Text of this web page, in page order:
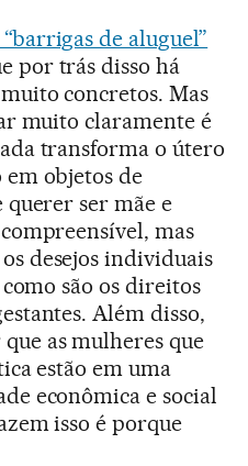
de aluguel”
por trás disso há
concretos. Mas
muito claramente é
transforma o útero
em objetos de
querer ser mãe e
mas
desejos individuais
são os direitos
Além disso,
as mulheres que
estão em uma
econômica e social
isso é porque